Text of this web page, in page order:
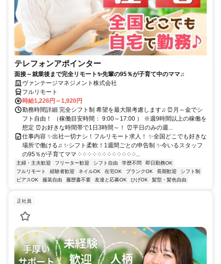
テレフォンアポインター
面接～就業後まで完全リモート✨先輩の95％が子育て中のママ♫
ヴァンテージマネジメント株式会社
フルリモート
時給1,226円～1,920円
勤務時間詳細 完全シフト制 希望を最大限考慮します♫ ⏰月～金でシ
フト自由！ （稼働目安時間： 9:00～17:00 ） ※週9時間以上の稼働を
想定 ⏰お好きな時間帯で1日3時間～！ ⏰平日のみの週...
仕事内容 ✨出社一切ナシ！フルリモート求人！ ✨全国どこでも好きな
場所で働ける♫ ✨シフト柔軟！1週間ごとの申告制 ✨今いるスタッフ
の95％が子育てママ ༶ ༶ ༶ ༶ ༶ ༶ ༶ ༶ ༶ ༶ ༶ ༶...
主婦・主夫歓迎 フリーター歓迎 シフト自由 学歴不問
即日勤務OK
フルリモート
経験者歓迎 ネイルOK 在宅OK ブランクOK 長期歓迎
シフト制
ピアスOK
服装自由 履歴書不要 友達と応募OK ひげOK 髪型・髪色自由
正社員